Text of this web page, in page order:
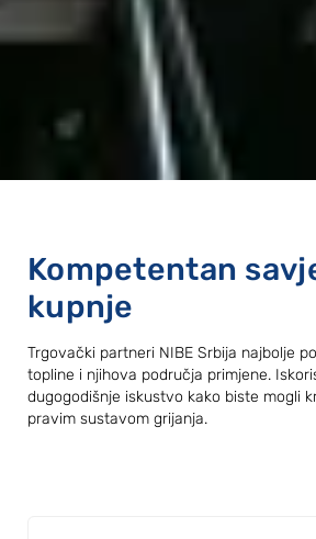
Kompetentan
kupnje
Trgovački partneri NIBE Srbija najbolje
topline i njihova područja primjene.
dugogodišnje iskustvo kako biste mogli
pravim sustavom grijanja.